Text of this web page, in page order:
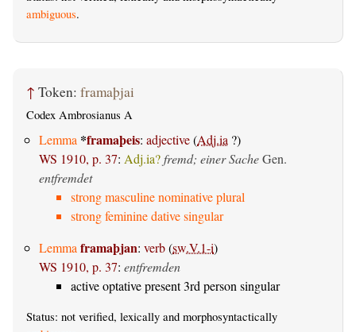
ambiguous.
↑ Token: framaþjai
Codex Ambrosianus A
Lemma *framaþeis: adjective(Adj.ia ?)
WS 1910, p. 37: Adj.ia?fremd; einer SacheGen.
entfremdet
strong masculine nominative plural
strong feminine dative singular
Lemma framaþjan: verb(sw.V.1-i)
WS 1910, p. 37: entfremden
active optative present 3rd person singular
Status: not verified, lexically and morphosyntactically